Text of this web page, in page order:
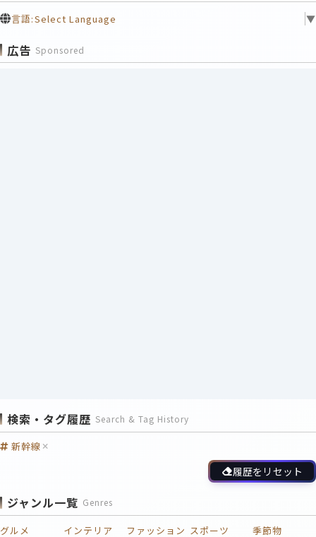
言語:Select Language ▼
広告 Sponsored
検索・タグ履歴 Search & Tag History
新幹線
履歴をリセット
ジャンル一覧 Genres
グルメ インテリア ファッション スポーツ 季節物